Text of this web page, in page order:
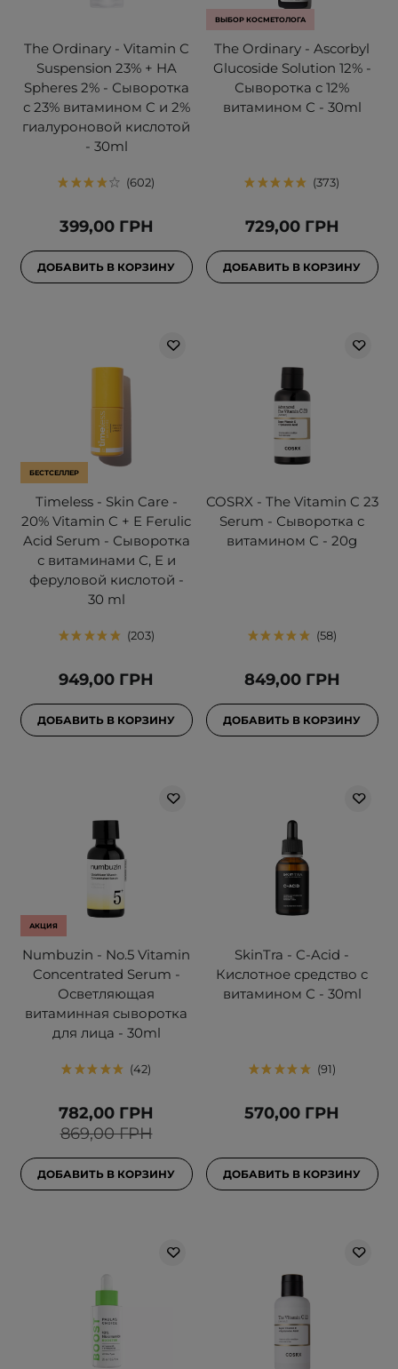
The Ordinary - Vitamin C
Suspension 23% + HA
Spheres 2% - Сыворотка
с 23% витамином C и 2%
гиалуроновой кислотой
- 30ml
602
399,00 ГРН
ДОБАВИТЬ В КОРЗИНУ
ВЫБОР КОСМЕТОЛОГА
The Ordinary - Ascorbyl
Glucoside Solution 12% -
Сыворотка с 12%
витамином С - 30ml
373
729,00 ГРН
ДОБАВИТЬ В КОРЗИНУ
БЕСТСЕЛЛЕР
Timeless - Skin Care -
20% Vitamin C + E Ferulic
Acid Serum - Сыворотка
с витаминами С, Е и
феруловой кислотой -
30 ml
203
949,00 ГРН
ДОБАВИТЬ В КОРЗИНУ
COSRX - The Vitamin C 23
Serum - Сыворотка с
витамином C - 20g
58
849,00 ГРН
ДОБАВИТЬ В КОРЗИНУ
АКЦИЯ
Numbuzin - No.5 Vitamin
Concentrated Serum -
Осветляющая
витаминная сыворотка
для лица - 30ml
42
869,00 ГРН
782,00 ГРН
ДОБАВИТЬ В КОРЗИНУ
SkinTra - C-Acid -
Кислотное средство с
витамином С - 30ml
91
570,00 ГРН
ДОБАВИТЬ В КОРЗИНУ